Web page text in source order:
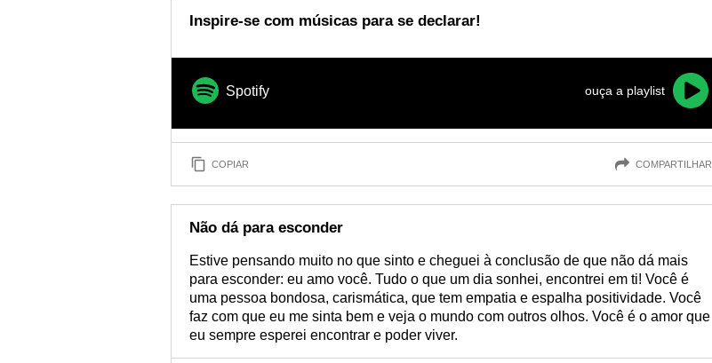
Inspire-se com músicas para se declarar!
Spotify ouça a playlist
COPIAR COMPARTILHAR
Não dá para esconder
Estive pensando muito no que sinto e cheguei à conclusão de que não dá mais
para esconder: eu amo você. Tudo o que um dia sonhei, encontrei em ti! Você é
uma pessoa bondosa, carismática, que tem empatia e espalha positividade. Você
faz com que eu me sinta bem e veja o mundo com outros olhos. Você é o amor que
eu sempre esperei encontrar e poder viver.